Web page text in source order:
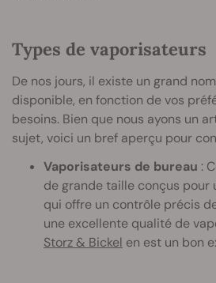
Types de vaporisateurs
De nos jours, il existe un grand
disponible, en fonction de vos
besoins. Bien que nous ayons un
sujet, voici un bref aperçu pour
Vaporisateurs de bureau :
de grande taille conçus pour
qui offre un contrôle précis
une excellente qualité de
Storz & Bickel en est un bon